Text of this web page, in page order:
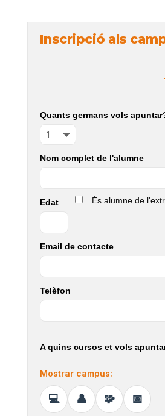
Inscripció als
Quants germans vols
Nom complet de l'alumne
Edat És alumne de
Email de contacte
Telèfon
A quins cursos et vols
Mostrar campus: